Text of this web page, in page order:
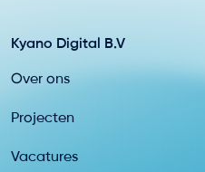
Kyano Digital B.V
Over ons
Projecten
Vacatures